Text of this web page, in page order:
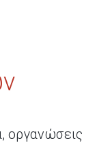
οργανώσεις